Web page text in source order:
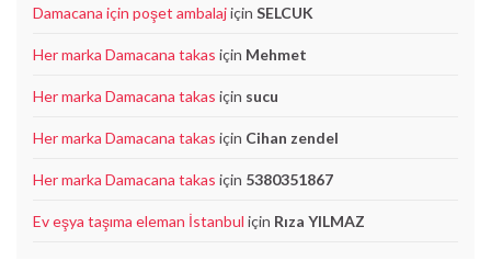
Damacana için poşet ambalajiçin SELCUK
Her marka Damacana takas için Mehmet
Her marka Damacana takas için sucu
Her marka Damacana takas için Cihan zendel
Her marka Damacana takas için 5380351867
Ev eşya taşıma eleman İstanbul için Rıza YILMAZ